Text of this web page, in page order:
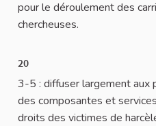
pour le déroulement des
chercheuses.
20
3-5 : diffuser largement aux
des composantes et
droits des victimes de